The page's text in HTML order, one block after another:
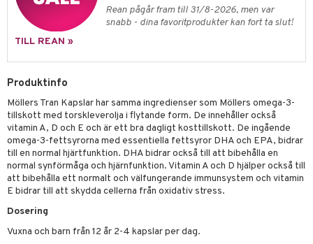
Rean pågår fram till 31/8-2026, men var
snabb - dina favoritprodukter kan fort ta slut!
TILL REAN »
Produktinfo
Möllers Tran Kapslar har samma ingredienser som Möllers omega-3-
tillskott med torskleverolja i flytande form. De innehåller också
vitamin A, D och E och är ett bra dagligt kosttillskott. De ingående
omega-3-fettsyrorna med essentiella fettsyror DHA och EPA, bidrar
till en normal hjärtfunktion. DHA bidrar också till att bibehålla en
normal synförmåga och hjärnfunktion. Vitamin A och D hjälper också till
att bibehålla ett normalt och välfungerande immunsystem och vitamin
E bidrar till att skydda cellerna från oxidativ stress.
Dosering
Vuxna och barn från 12 år 2-4 kapslar per dag.
buljong
fot
dusch & tvål
K
svar